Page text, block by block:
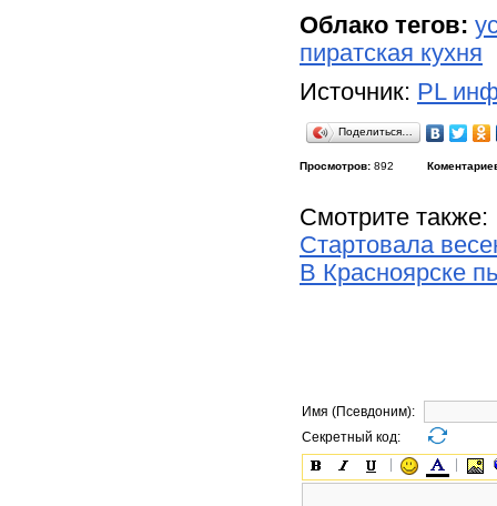
Облако тегов:
пиратская кухня
Источник: PL
Поделиться…
Просмотров: 892
Смотрите также:
Стартовала
В Красноярске
Имя (Псевдоним):
Секретный код: